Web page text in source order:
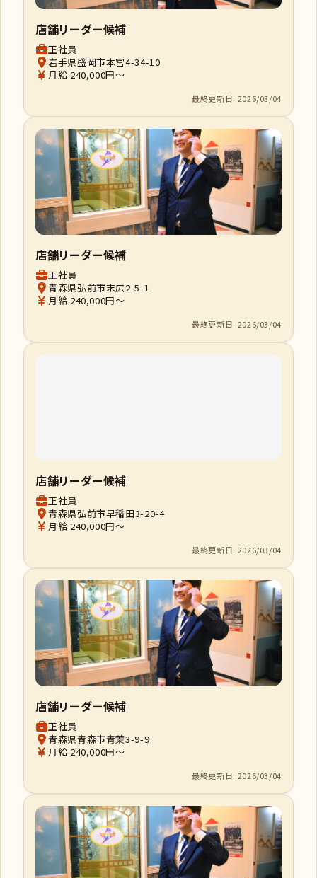
店舗リーダー候補
正社員
岩手県盛岡市本宮4-34-10
月給 240,000円～
最終更新日: 2026/03/04
店舗リーダー候補
正社員
青森県弘前市末広2-5-1
月給 240,000円～
最終更新日: 2026/03/04
店舗リーダー候補
正社員
青森県弘前市早稲田3-20-4
月給 240,000円～
最終更新日: 2026/03/04
店舗リーダー候補
正社員
青森県青森市青葉3-9-9
月給 240,000円～
最終更新日: 2026/03/04